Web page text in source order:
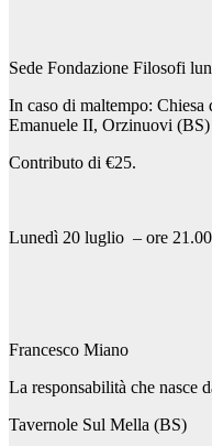
Sede Fondazione Filosofi
In caso di maltempo:
Emanuele II, Orzinuovi (BS)
Contributo di €25.
Lunedì 20 luglio – ore 21.00
Francesco Miano
La responsabilità che nasce
Tavernole Sul Mella (BS)